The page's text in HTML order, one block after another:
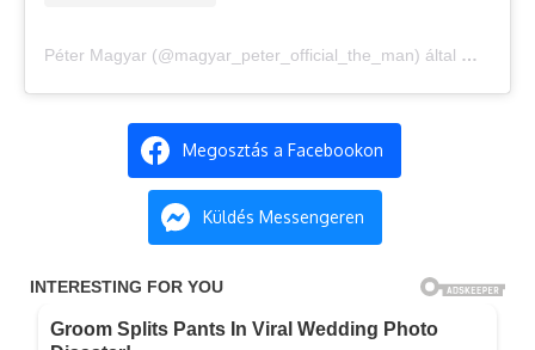
Péter Magyar (@magyar_peter_official_the_man) által megosztott bejegyzés
Megosztás a Facebookon
Küldés Messengeren